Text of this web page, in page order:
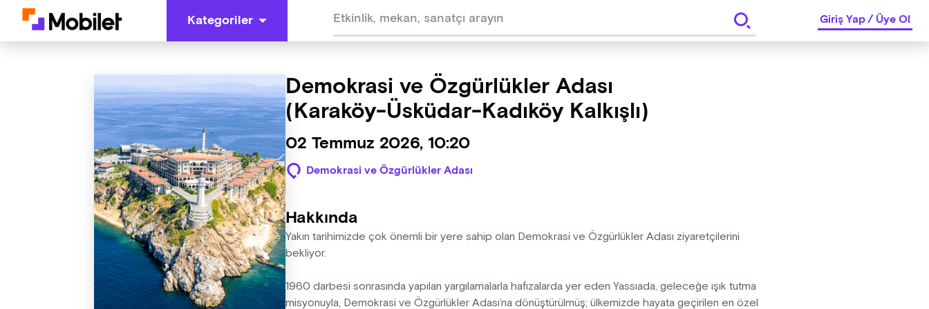
Kategoriler Giriş Yap/Üye Ol
Demokrasi ve Özgürlükler Adası
(Karaköy-Üsküdar-Kadıköy Kalkışlı)
02 Temmuz 2026, 10:20
Demokrasi ve Özgürlükler Adası
Hakkında
Yakın tarihimizde çok önemli bir yere sahip olan Demokrasi ve Özgürlükler Adası ziyaretçilerini
bekliyor.
1960 darbesi sonrasında yapılan yargılamalarla hafızalarda yer eden Yassıada, geleceğe ışık tutma
misyonuyla, Demokrasi ve Özgürlükler Adası’na dönüştürülmüş; ülkemizde hayata geçirilen en özel